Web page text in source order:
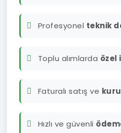
Profesyonel teknik
Toplu alımlarda özel
Faturalı satış ve
Hızlı ve güvenli